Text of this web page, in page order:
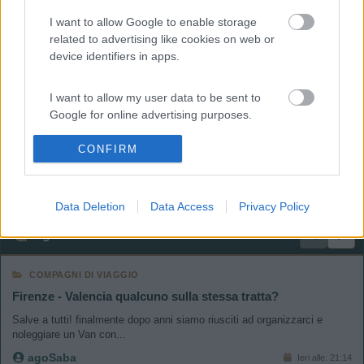
I want to allow Google to enable storage
related to advertising like cookies on web or
device identifiers in apps.
I want to allow my user data to be sent to
Google for online advertising purposes.
I want to allow Google to send me
personalized advertising.
I want to allow Google to enable storage
I want to allow Google to enable storage
related to functionality of the website or app.
CONFIRM
Data Deletion Data Access Privacy Policy
dicembre E pu4 essendo strapieno era abbastanza tranquillo. L’area è
vicina alla strada ed all’aeroporto di Ciampino, però la notte è tranquilla.
Buona vacanza
vicinissima alla metro ed a un terminal bus nelle vicinanze
market, bar, distributore carburante.gestori gentili e disponibili.
Buone feste
!
La cosa più pericolosa da fare è rimanere immobili. William Burroughs
Argomenti recenti
COMPAGNI DI VIAGGIO
Firenze - Valencia qualcuno sulla stessa tratta?
Salve a tutti! finalmente dopo anni siamo riusciti ad organizzarci e
noleggiare un Van con...
agoSaba Ieri alle: 21:14